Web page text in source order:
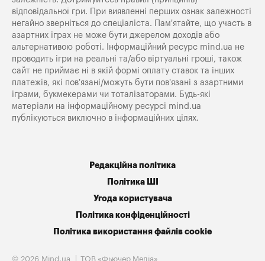
відповідальної гри. При виявленні перших ознак залежності
негайно зверніться до спеціаліста. Пам'ятайте, що участь в
азартних іграх не може бути джерелом доходів або
альтернативою роботі. Інформаційний ресурс mind.ua не
проводить ігри на реальні та/або віртуальні гроші, також
сайт не приймає ні в якій формі оплату ставок та інших
платежів, які пов’язані/можуть бути пов’язані з азартними
іграми, букмекерами чи тоталізаторами. Будь-які
матеріали на інформаційному ресурсі mind.ua
публікуються виключно в інформаційних цілях.
Редакційна політика
Політика ШІ
Угода користувача
Політика конфіденційності
Політика використання файлів cookie
© 2026 Mind.ua ТОВ «Фьючер Медiа»